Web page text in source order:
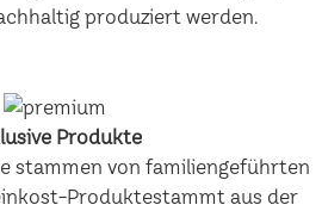
produziert werden.
Produkte
stammen von familiengeführten
Produktestammt aus der